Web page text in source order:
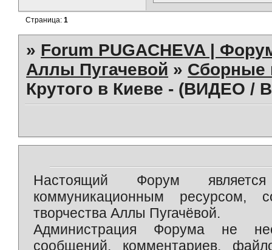
Страница:1
» Forum PUGACHEVA |
Аллы Пугачевой » Сборные
Крутого в Киеве - (ВИДЕО /
Настоящий Форум является
коммуникационным ресурсом,
творчества Аллы Пугачёвой.
Администрация Форума не
сообщений, комментариев,